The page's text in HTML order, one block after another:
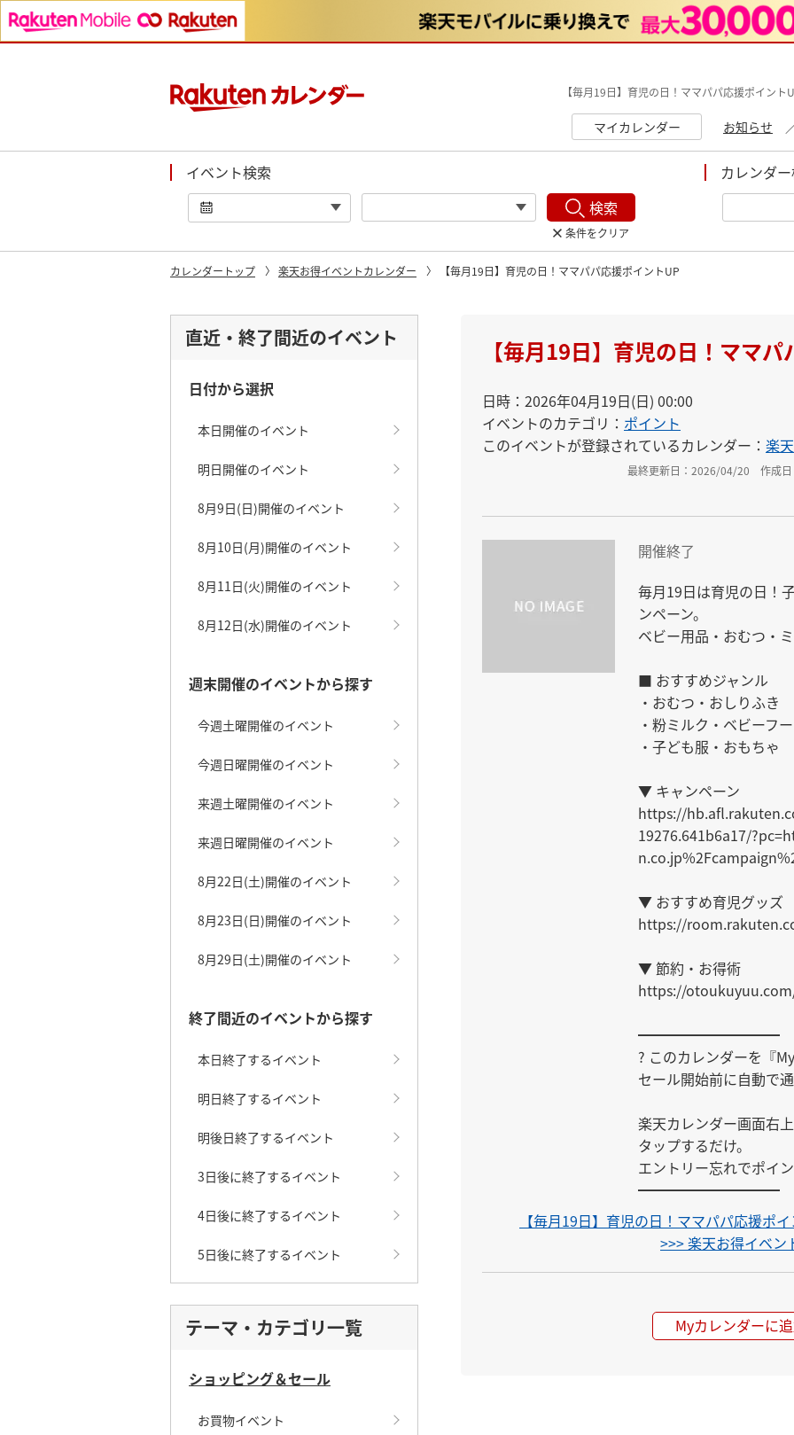
【毎月19日】育児の日！ママパパ応援ポイント
マイカレンダー お知らせ
イベント検索
検索
条件をクリア
カレンダ
カレンダートップ 楽天お得イベントカレンダー 【毎月19日】育児の日！ママパパ応援ポイントUP
直近・終了間近のイベント
日付から選択
本日開催のイベント
明日開催のイベント
8月9日(日)開催のイベント
8月10日(月)開催のイベント
8月11日(火)開催のイベント
8月12日(水)開催のイベント
週末開催のイベントから探す
今週土曜開催のイベント
今週日曜開催のイベント
来週土曜開催のイベント
来週日曜開催のイベント
8月22日(土)開催のイベント
8月23日(日)開催のイベント
8月29日(土)開催のイベント
終了間近のイベントから探す
本日終了するイベント
明日終了するイベント
明後日終了するイベント
3日後に終了するイベント
4日後に終了するイベント
5日後に終了するイベント
テーマ・カテゴリ一覧
ショッピング＆セール
お買物イベント
【毎月19日】育児の日！ママ
日時：2026年04月19日(日) 00:00
イベントのカテゴリ： ポイント
このイベントが登録されているカレンダー： 楽
最終更新日：2026/04/20 作成
開催終了
毎月19日は育児の日！
ンペーン。
ベビー用品・おむつ・
■ おすすめジャンル
・おむつ・おしりふき
・粉ミルク・ベビーフ
・子ども服・おもちゃ
▼ キャンペーン
https://
19276.641b6a17/
▼ おすすめ育児グッズ
https://
▼ 節約・お得術
https://
━━━━━━━━━━
? このカレンダーを『
セール開始前に自動で
楽天カレンダー画面右
タップするだけ。
エントリー忘れでポイ
━━━━━━━━━━
【毎月19日】育児の日！ママパパ応援ポ
>>> 楽天お得イベン
Myカレンダーに